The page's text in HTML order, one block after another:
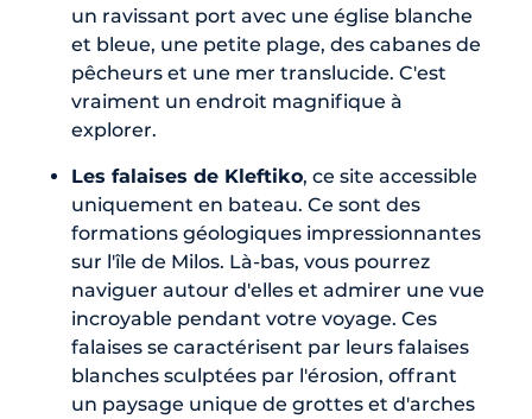
un ravissant port avec une église blanche
et bleue, une petite plage, des cabanes de
pêcheurs et une mer translucide. C'est
vraiment un endroit magnifique à
explorer.
Les falaises de Kleftiko, ce site accessible
uniquement en bateau. Ce sont des
formations géologiques impressionnantes
sur l'île de Milos. Là-bas, vous pourrez
naviguer autour d'elles et admirer une vue
incroyable pendant votre voyage. Ces
falaises se caractérisent par leurs falaises
blanches sculptées par l'érosion, offrant
un paysage unique de grottes et d'arches